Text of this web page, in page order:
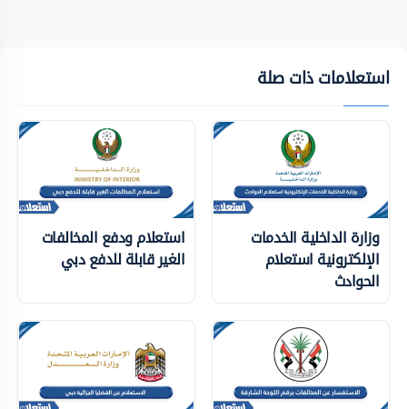
استعلامات ذات صلة
وزارة الداخلية الخدمات
الإلكترونية استعلام
الحوادث
استعلام ودفع المخالفات
الغير قابلة للدفع دبي